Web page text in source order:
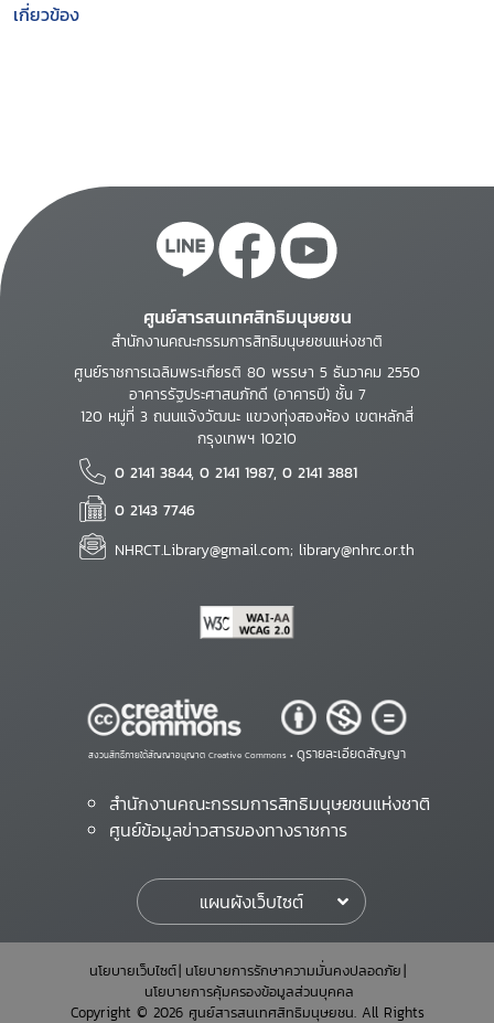
เกี่ยวข้อง
ศูนย์สารสนเทศสิทธิมนุษยชน
สำนักงานคณะกรรมการสิทธิมนุษยชนแห่งชาติ
ศูนย์ราชการเฉลิมพระเกียรติ 80 พรรษา 5 ธันวาคม 2550
อาคารรัฐประศาสนภักดี (อาคารบี) ชั้น 7
120 หมู่ที่ 3 ถนนแจ้งวัฒนะ แขวงทุ่งสองห้อง เขตหลักสี่
กรุงเทพฯ 10210
0 2141 3844, 0 2141 1987, 0 2141 3881
0 2143 7746
NHRCT.Library@gmail.com; library@nhrc.or.th
สงวนสิทธิ์ภายใต้สัญญาอนุญาต Creative Commons • ดูรายละเอียดสัญญา
สำนักงานคณะกรรมการสิทธิมนุษยชนแห่งชาติ
ศูนย์ข้อมูลข่าวสารของทางราชการ
แผนผังเว็บไซต์
นโยบายเว็บไซต์ นโยบายการรักษาความมั่นคงปลอดภัย
นโยบายการคุ้มครองข้อมูลส่วนบุคคล
Copyright © 2026 ศูนย์สารสนเทศสิทธิมนุษยชน. All Rights